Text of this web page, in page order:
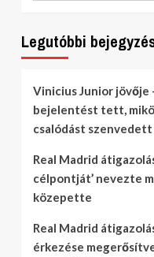
Legutóbbi
Vinicius Junior jövője
bejelentést tett,
csalódást szenvedett
Real Madrid
célpontját’ nevezte
közepette
Real Madrid
érkezése